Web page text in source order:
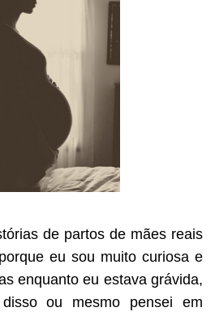
de partos de mães reais
eu sou muito curiosa e
enquanto eu estava grávida,
ou mesmo pensei em